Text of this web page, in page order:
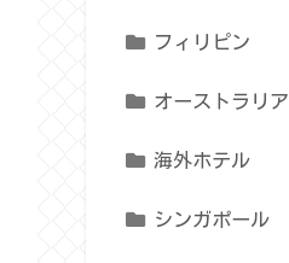
フィリピン
オーストラリア
海外ホテル
シンガポール